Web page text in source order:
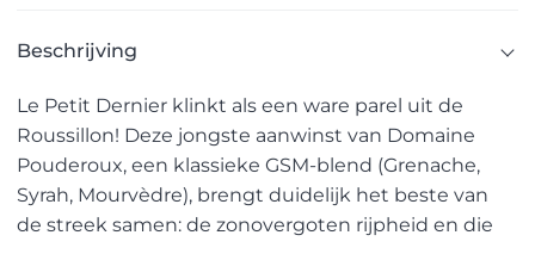
Beschrijving
Le Petit Dernier klinkt als een ware parel uit de
Roussillon! Deze jongste aanwinst van Domaine
Pouderoux, een klassieke GSM-blend (Grenache,
Syrah, Mourvèdre), brengt duidelijk het beste van
de streek samen: de zonovergoten rijpheid en die